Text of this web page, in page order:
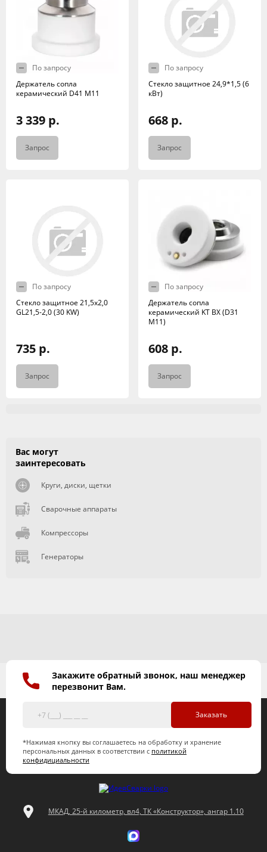
По запросу
Держатель сопла
керамический D41 M11
3 339 р.
Запрос
По запросу
Стекло защитное 24,9*1,5 (6
кВт)
668 р.
Запрос
По запросу
Стекло защитное 21,5x2,0
GL21,5-2,0 (30 KW)
735 р.
Запрос
По запросу
Держатель сопла
керамический KT BX (D31
M11)
608 р.
Запрос
Вас могут
заинтересовать
Круги, диски, щетки
Сварочные аппараты
Компрессоры
Генераторы
Закажите обратный звонок, наш менеджер
перезвонит Вам.
Заказать
*Нажимая кнопку вы соглашаетесь на обработку и хранение
персональных данных в соответствии с политикой
конфидициальности
МКАД, 25-й километр, вл4, ТК «Конструктор», ангар 1.10